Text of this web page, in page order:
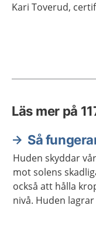
Kari Toverud,
Läs mer på
Så
Huden skyddar
mot solens
också att hålla
nivå. Huden